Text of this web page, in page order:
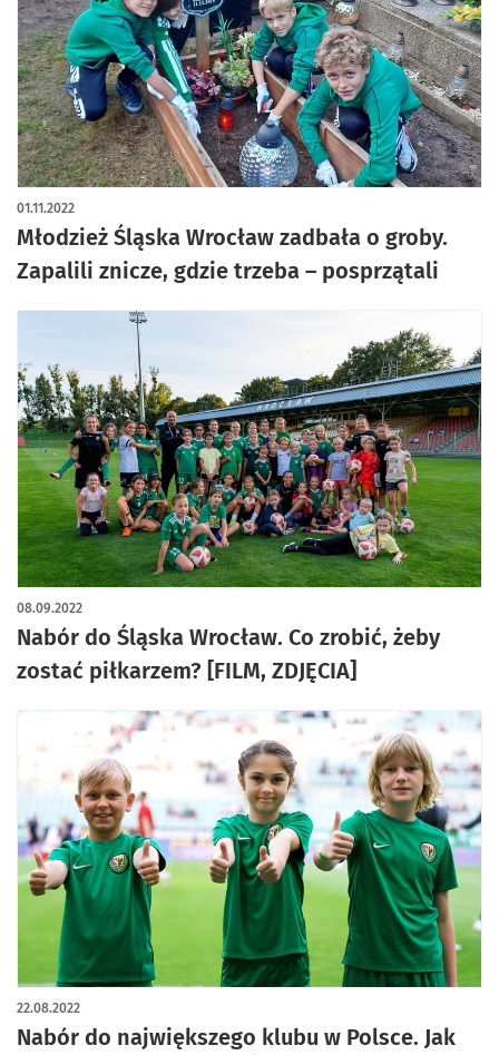
Młodzież Śląska Wrocław zadbała o groby.
Zapalili znicze, gdzie trzeba – posprzątali
01.11.2022
Nabór do Śląska Wrocław. Co zrobić, żeby
zostać piłkarzem? [FILM, ZDJĘCIA]
08.09.2022
Nabór do największego klubu w Polsce. Jak
22.08.2022